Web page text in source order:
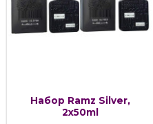
Набор Ramz Silver,
2x50ml